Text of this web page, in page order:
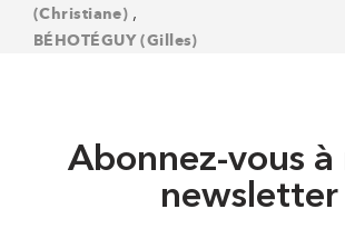
(Christiane) ,
BÉHOTÉGUY (Gilles)
Abonnez-vous à
newsletter